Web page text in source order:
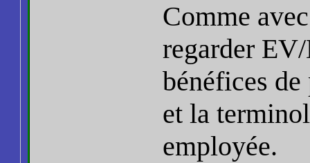
Comme
regarder
bénéfices
et la
employée.